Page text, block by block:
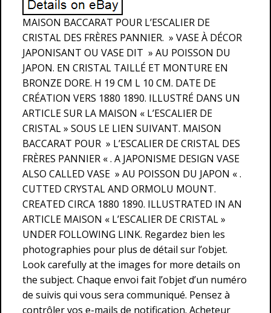
MAISON BACCARAT POUR L’ESCALIER DE
CRISTAL DES FRÈRES PANNIER. » VASE À DÉCOR
JAPONISANT OU VASE DIT » AU POISSON DU
JAPON. EN CRISTAL TAILLÉ ET MONTURE EN
BRONZE DORE. H 19 CM L 10 CM. DATE DE
CRÉATION VERS 1880 1890. ILLUSTRÉ DANS UN
ARTICLE SUR LA MAISON « L’ESCALIER DE
CRISTAL » SOUS LE LIEN SUIVANT. MAISON
BACCARAT POUR » L’ESCALIER DE CRISTAL DES
FRÈRES PANNIER « . A JAPONISME DESIGN VASE
ALSO CALLED VASE » AU POISSON DU JAPON « .
CUTTED CRYSTAL AND ORMOLU MOUNT.
CREATED CIRCA 1880 1890. ILLUSTRATED IN AN
ARTICLE MAISON « L’ESCALIER DE CRISTAL »
UNDER FOLLOWING LINK. Regardez bien les
photographies pour plus de détail sur l’objet.
Look carefully at the images for more details on
the subject. Chaque envoi fait l’objet d’un numéro
de suivis qui vous sera communiqué. Pensez à
contrôler vos e-mails de notification. Acheteur